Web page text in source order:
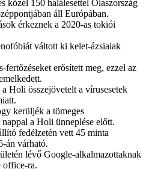
közel 150 halálesettel Olaszország
áll Európában.
érkeznek a 2020-as tokiói
váltott ki kelet-ázsiaiak
erősített meg, ezzel az
Holi összejövetelt a vírusesetek
kerüljék a tömeges
a Holi ünneplése előtt.
fedélzetén vett 45 minta
án várható.
lévő Google-alkalmazottaknak
office-ra.